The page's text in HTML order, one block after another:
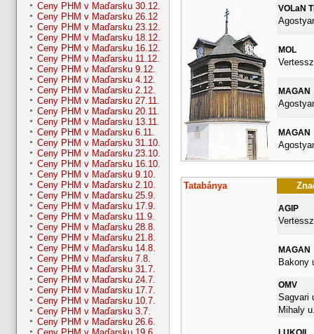
Ceny PHM v Maďarsku 30.12.
Ceny PHM v Maďarsku 26.12
Ceny PHM v Maďarsku 23.12.
Ceny PHM v Maďarsku 18.12.
Ceny PHM v Maďarsku 16.12.
Ceny PHM v Maďarsku 11.12.
Ceny PHM v Maďarsku 9.12.
Ceny PHM v Maďarsku 4.12.
Ceny PHM v Maďarsku 2.12.
Ceny PHM v Maďarsku 27.11.
Ceny PHM v Maďarsku 20.11.
Ceny PHM v Maďarsku 13.11.
Ceny PHM v Maďarsku 6.11.
Ceny PHM v Maďarsku 31.10.
Ceny PHM v Maďarsku 23.10.
Ceny PHM v Maďarsku 16.10.
Ceny PHM v Maďarsku 9.10.
Ceny PHM v Maďarsku 2.10.
Ceny PHM v Maďarsku 25.9.
Ceny PHM v Maďarsku 17.9.
Ceny PHM v Maďarsku 11.9.
Ceny PHM v Maďarsku 28.8.
Ceny PHM v Maďarsku 21.8.
Ceny PHM v Maďarsku 14.8.
Ceny PHM v Maďarsku 7.8.
Ceny PHM v Maďarsku 31.7.
Ceny PHM v Maďarsku 24.7.
Ceny PHM v Maďarsku 17.7.
Ceny PHM v Maďarsku 10.7.
Ceny PHM v Maďarsku 3.7.
Ceny PHM v Maďarsku 26.6.
VOLaN
MOL
MAGAN
MAGAN
Tatabánya
AGIP
MAGAN
Bakony
OMV
Sagvari
Mihaly